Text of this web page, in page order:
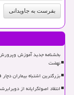
بفرست به جاویدانی
بخشنامه جدید آموزش
نهضت
بزرگترین اشتباه بیماران دچار
انتقاد اصولگرایانه از